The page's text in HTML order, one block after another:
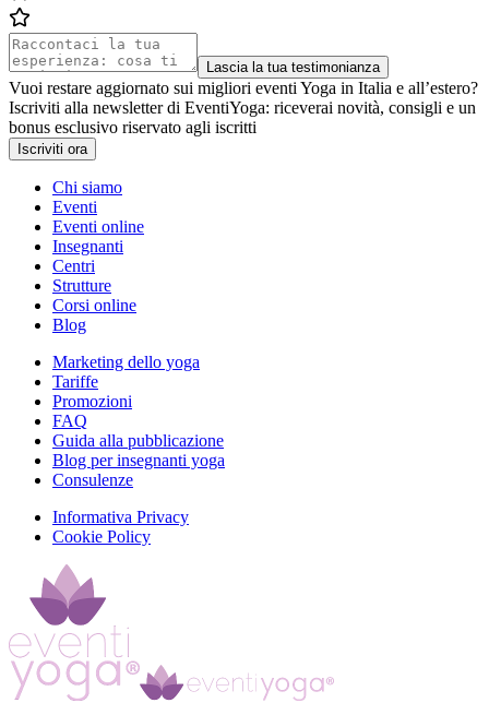
Lascia la tua testimonianza
Vuoi restare aggiornato sui migliori eventi Yoga in Italia e all’estero?
Iscriviti alla newsletter di EventiYoga: riceverai novità, consigli e un
bonus esclusivo riservato agli iscritti
Iscriviti ora
Chi siamo
Eventi
Eventi online
Insegnanti
Centri
Strutture
Corsi online
Blog
Marketing dello yoga
Tariffe
Promozioni
FAQ
Guida alla pubblicazione
Blog per insegnanti yoga
Consulenze
Informativa Privacy
Cookie Policy